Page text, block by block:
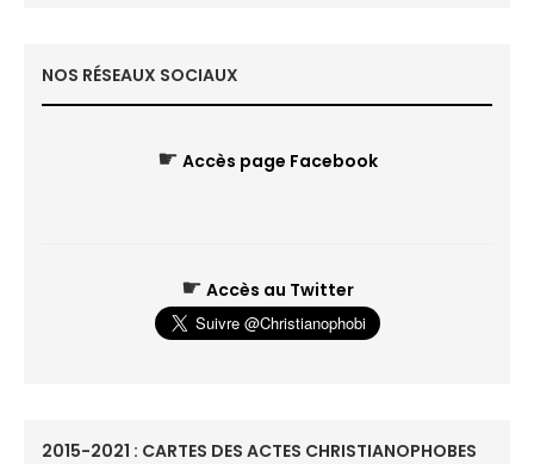
NOS RÉSEAUX SOCIAUX
☛ Accès page Facebook
☛ Accès au Twitter
2015-2021 : CARTES DES ACTES CHRISTIANOPHOBES